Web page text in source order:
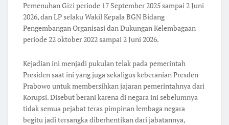
Pemenuhan Gizi periode 17 September 2025 sampai 2 Juni
2026, dan LP selaku Wakil Kepala BGN Bidang
Pengembangan Organisasi dan Dukungan Kelembagaan
periode 22 oktober 2022 sampai 2 Juni 2026.
Kejadian ini menjadi pukulan telak pada pemerintah
Presiden saat ini yang juga sekaligus keberanian Presden
Prabowo untuk membersihkan jajaran pemerintahnya dari
Korupsi. Disebut berani karena di negara ini sebelumnya
tidak semua pejabat teras pimpinan lembaga negara
begitu jadi tersangka diberhentikan dari jabatannya,